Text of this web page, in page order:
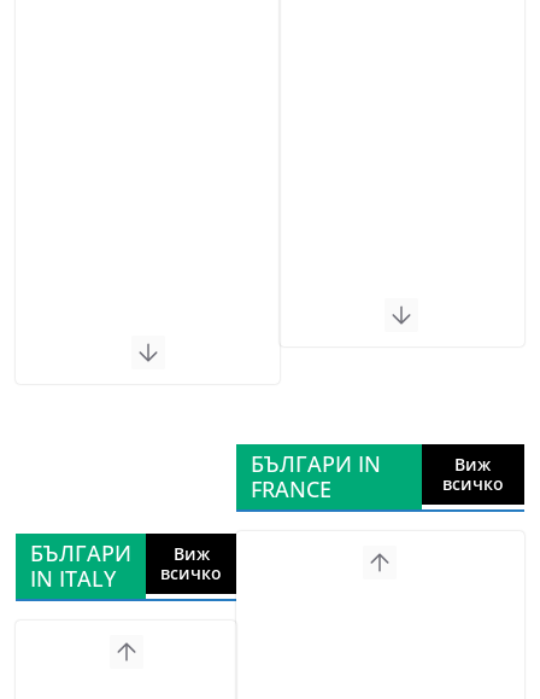
БЪЛГАРИ
IN ITALY
Виж
всичко
БЪЛГАРИ IN
FRANCE
Виж
всичко